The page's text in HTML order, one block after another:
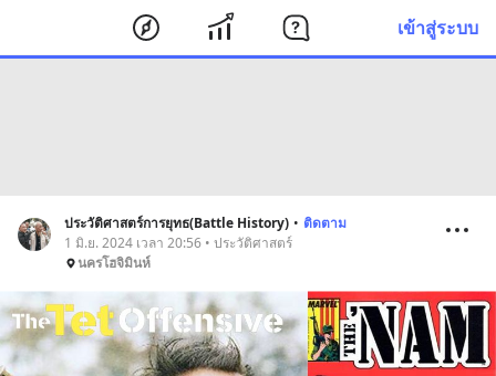
เข้าสู่ระบบ
ประวัติศาสตร์การยุทธ(Battle History) • ติดตาม
1 มิ.ย. 2024 เวลา 20:56 • ประวัติศาสตร์
นครโฮจิมินห์